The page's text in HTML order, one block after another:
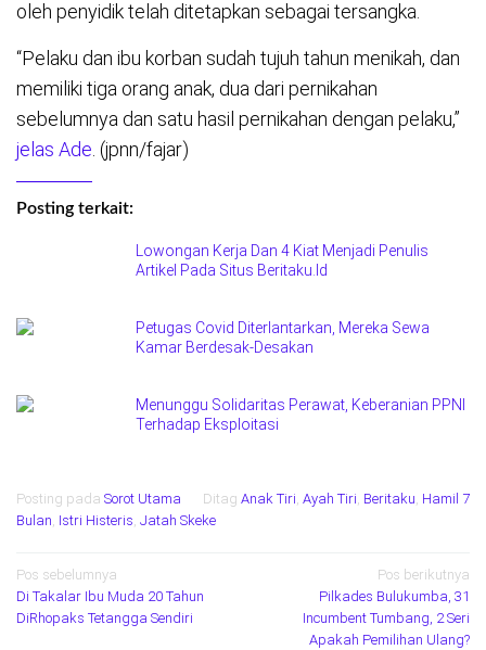
oleh penyidik telah ditetapkan sebagai tersangka.
“Pelaku dan ibu korban sudah tujuh tahun menikah, dan
memiliki tiga orang anak, dua dari pernikahan
sebelumnya dan satu hasil pernikahan dengan pelaku,”
jelas Ade . (jpnn/fajar)
Posting terkait:
Lowongan Kerja Dan 4 Kiat Menjadi Penulis
Artikel Pada Situs Beritaku.Id
Petugas Covid Diterlantarkan, Mereka Sewa
Kamar Berdesak-Desakan
Menunggu Solidaritas Perawat, Keberanian PPNI
Terhadap Eksploitasi
Posting pada Sorot Utama Ditag Anak Tiri Ayah Tiri Beritaku Hamil 7
Bulan Istri Histeris Jatah Skeke
Navigasi
pos
Pos sebelumnya
Di Takalar Ibu Muda 20 Tahun
DiRhopaks Tetangga Sendiri
Pos berikutnya
Pilkades Bulukumba, 31
Incumbent Tumbang, 2 Seri
Apakah Pemilihan Ulang?